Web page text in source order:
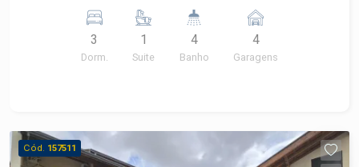
sala de estar com excelente iluminação natural
Sala de jantar Cozinha com armários planejados
Despensa Área de serviço reservada Área
Garagem: 4 vagas no total 2 vagas cobertas 2
vagas descobertas Diferenciais: Ambientes bem
3
Dorm.
1
Suite
4
Banho
4
Garagens
Cód. 157511